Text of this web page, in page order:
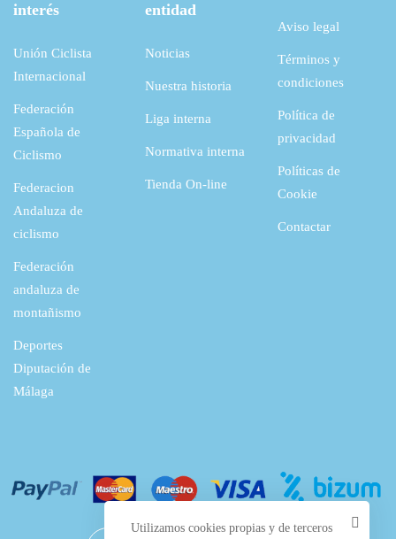
interés
Unión Ciclista
Internacional
Federación
Española de
Ciclismo
Federacion
Andaluza de
ciclismo
Federación
andaluza de
montañismo
Deportes
Diputación de
Málaga
entidad
Noticias
Nuestra historia
Liga interna
Normativa interna
Tienda On-line
Aviso legal
Términos y
condiciones
Política de
privacidad
Políticas de
Cookie
Contactar
Utilizamos cookies propias y de terceros